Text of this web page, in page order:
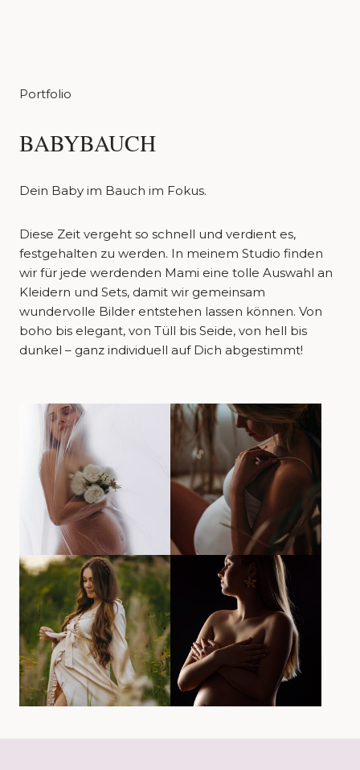
Portfolio
BABYBAUCH
Dein Baby im Bauch im Fokus.
Diese Zeit vergeht so schnell und verdient es,
festgehalten zu werden. In meinem Studio finden
wir für jede werdenden Mami eine tolle Auswahl an
Kleidern und Sets, damit wir gemeinsam
wundervolle Bilder entstehen lassen können. Von
boho bis elegant, von Tüll bis Seide, von hell bis
dunkel – ganz individuell auf Dich abgestimmt!